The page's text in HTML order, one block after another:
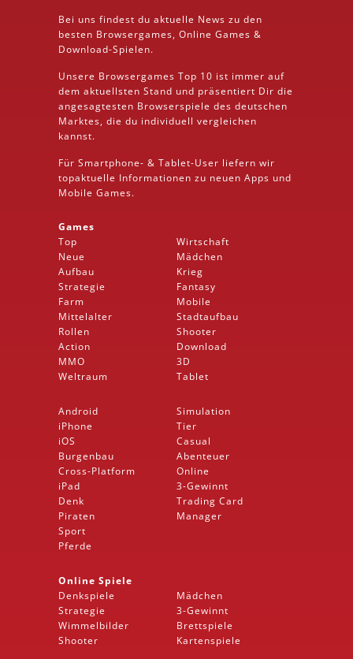
Bei uns findest du aktuelle News zu den
besten Browsergames, Online Games &
Download-Spielen.
Unsere Browsergames Top 10 ist immer auf
dem aktuellsten Stand und präsentiert Dir die
angesagtesten Browserspiele des deutschen
Marktes, die du individuell vergleichen
kannst.
Für Smartphone- & Tablet-User liefern wir
topaktuelle Informationen zu neuen Apps und
Mobile Games.
Games
Top
Neue
Aufbau
Strategie
Farm
Mittelalter
Rollen
Action
MMO
Weltraum
Wirtschaft
Mädchen
Krieg
Fantasy
Mobile
Stadtaufbau
Shooter
Download
3D
Tablet
Android
iPhone
iOS
Burgenbau
Cross-Platform
iPad
Denk
Piraten
Sport
Pferde
Simulation
Tier
Casual
Abenteuer
Online
3-Gewinnt
Trading Card
Manager
Online Spiele
Denkspiele
Strategie
Wimmelbilder
Shooter
Mädchen
3-Gewinnt
Brettspiele
Kartenspiele